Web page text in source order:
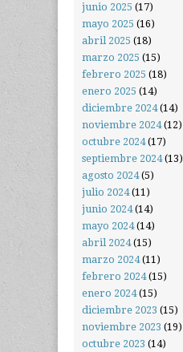
junio 2025 (17)
mayo 2025 (16)
abril 2025 (18)
marzo 2025 (15)
febrero 2025 (18)
enero 2025 (14)
diciembre 2024(14)
noviembre 2024(12)
octubre 2024(17)
septiembre 2024(13)
agosto 2024(5)
julio 2024(11)
junio 2024(14)
mayo 2024(14)
abril 2024(15)
marzo 2024(11)
febrero 2024(15)
enero 2024(15)
diciembre 2023 (15)
noviembre 2023 (19)
octubre 2023 (14)